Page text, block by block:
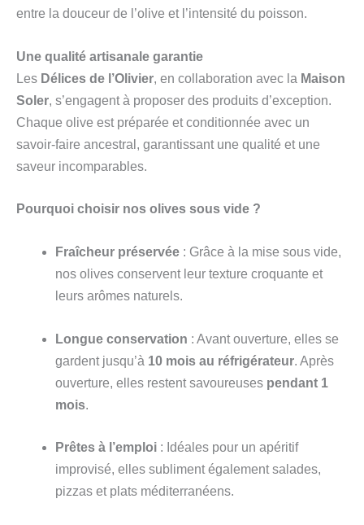
entre la douceur de l’olive et l’intensité du poisson.
Une qualité artisanale garantie
Les Délices de l’Olivier, en collaboration avec la Maison
Soler, s’engagent à proposer des produits d’exception.
Chaque olive est préparée et conditionnée avec un
savoir-faire ancestral, garantissant une qualité et une
saveur incomparables.
Pourquoi choisir nos olives sous vide ?
Fraîcheur préservée : Grâce à la mise sous vide,
nos olives conservent leur texture croquante et
leurs arômes naturels.
Longue conservation : Avant ouverture, elles se
gardent jusqu’à 10 mois au réfrigérateur. Après
ouverture, elles restent savoureuses pendant 1
mois.
Prêtes à l’emploi : Idéales pour un apéritif
improvisé, elles subliment également salades,
pizzas et plats méditerranéens.